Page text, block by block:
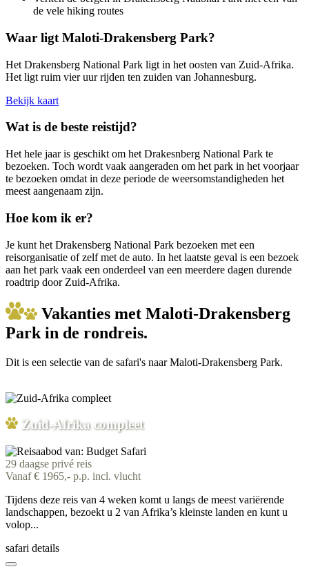
de vele hiking routes
Waar ligt Maloti-Drakensberg Park?
Het Drakensberg National Park ligt in het oosten van Zuid-Afrika.
Het ligt ruim vier uur rijden ten zuiden van Johannesburg.
Bekijk kaart
Wat is de beste reistijd?
Het hele jaar is geschikt om het Drakesnberg National Park te
bezoeken. Toch wordt vaak aangeraden om het park in het voorjaar
te bezoeken omdat in deze periode de weersomstandigheden het
meest aangenaam zijn.
Hoe kom ik er?
Je kunt het Drakensberg National Park bezoeken met een
reisorganisatie of zelf met de auto. In het laatste geval is een bezoek
aan het park vaak een onderdeel van een meerdere dagen durende
roadtrip door Zuid-Afrika.
Vakanties met Maloti-Drakensberg
Park in de rondreis.
Dit is een selectie van de safari's naar Maloti-Drakensberg Park.
Zuid-Afrika compleet
29 daagse privé reis
Vanaf € 1965,- p.p. incl. vlucht
Tijdens deze reis van 4 weken komt u langs de meest variërende
landschappen, bezoekt u 2 van Afrika’s kleinste landen en kunt u
volop...
safari details